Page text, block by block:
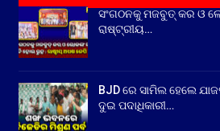
ସଂଗଠନକୁ ମଜବୁତ୍ କର ଓ
ରାଷ୍ଟ୍ରୀୟ…
BJD ରେ ସାମିଲ ହେଲେ
ଦୁଇ ପଦାଧିକାରୀ…